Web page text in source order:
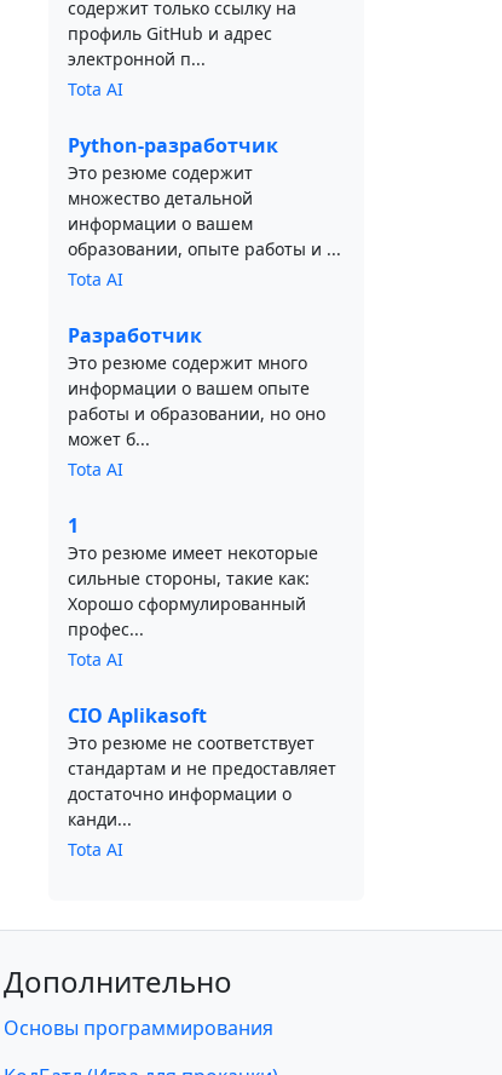
содержит только ссылку на
профиль GitHub и адрес
электронной п...
Tota AI
Python-разработчик
Это резюме содержит
множество детальной
информации о вашем
образовании, опыте работы и ...
Tota AI
Разработчик
Это резюме содержит много
информации о вашем опыте
работы и образовании, но оно
может б...
Tota AI
1
Это резюме имеет некоторые
сильные стороны, такие как:
Хорошо сформулированный
профес...
Tota AI
CIO Aplikasoft
Это резюме не соответствует
стандартам и не предоставляет
достаточно информации о
канди...
Tota AI
Дополнительно
Основы программирования